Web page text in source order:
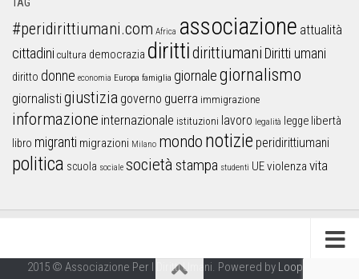
TAG
#peridirittiumani.com Africa associazione attualità
cittadini cultura democrazia dirittidirittiumani Diritti umani
diritto donne economia Europa famiglia giornalegiornalismo
giornalistigiustizia governo guerra immigrazione
informazione internazionale istituzioni lavoro legalità legge libertà
libro migranti migrazioni Milano mondo notizie peridirittiumani
politica scuola sociale società stampa studenti UEviolenza vita
2015 © Associazione Per I Diritti Umani. Powered by Looproject